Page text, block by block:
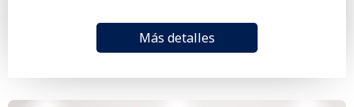
Más detalles